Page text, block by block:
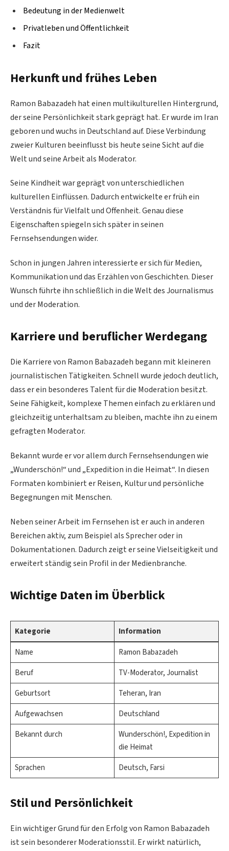
Bedeutung in der Medienwelt
Privatleben und Öffentlichkeit
Fazit
Herkunft und frühes Leben
Ramon Babazadeh hat einen multikulturellen Hintergrund,
der seine Persönlichkeit stark geprägt hat. Er wurde im Iran
geboren und wuchs in Deutschland auf. Diese Verbindung
zweier Kulturen beeinflusst bis heute seine Sicht auf die
Welt und seine Arbeit als Moderator.
Seine Kindheit war geprägt von unterschiedlichen
kulturellen Einflüssen. Dadurch entwickelte er früh ein
Verständnis für Vielfalt und Offenheit. Genau diese
Eigenschaften spiegeln sich später in seinen
Fernsehsendungen wider.
Schon in jungen Jahren interessierte er sich für Medien,
Kommunikation und das Erzählen von Geschichten. Dieser
Wunsch führte ihn schließlich in die Welt des Journalismus
und der Moderation.
Karriere und beruflicher Werdegang
Die Karriere von Ramon Babazadeh begann mit kleineren
journalistischen Tätigkeiten. Schnell wurde jedoch deutlich,
dass er ein besonderes Talent für die Moderation besitzt.
Seine Fähigkeit, komplexe Themen einfach zu erklären und
gleichzeitig unterhaltsam zu bleiben, machte ihn zu einem
gefragten Moderator.
Bekannt wurde er vor allem durch Fernsehsendungen wie
„Wunderschön!“ und „Expedition in die Heimat“. In diesen
Formaten kombiniert er Reisen, Kultur und persönliche
Begegnungen mit Menschen.
Neben seiner Arbeit im Fernsehen ist er auch in anderen
Bereichen aktiv, zum Beispiel als Sprecher oder in
Dokumentationen. Dadurch zeigt er seine Vielseitigkeit und
erweitert ständig sein Profil in der Medienbranche.
Wichtige Daten im Überblick
Kategorie
Information
Name
Ramon Babazadeh
Beruf
TV-Moderator, Journalist
Geburtsort
Teheran, Iran
Aufgewachsen
Deutschland
Bekannt durch
Wunderschön!, Expedition in
die Heimat
Sprachen
Deutsch, Farsi
Stil und Persönlichkeit
Ein wichtiger Grund für den Erfolg von Ramon Babazadeh
ist sein besonderer Moderationsstil. Er wirkt natürlich,